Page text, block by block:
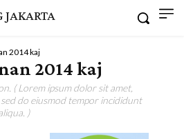
JAKARTA
2014 kaj
2014 kaj
( Lorem ipsum dolor sit amet,
do eiusmod tempor incididunt
)